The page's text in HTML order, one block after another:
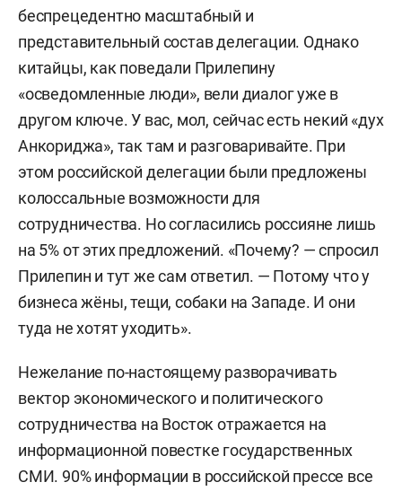
беспрецедентно масштабный и
представительный состав делегации. Однако
китайцы, как поведали Прилепину
«осведомленные люди», вели диалог уже в
другом ключе. У вас, мол, сейчас есть некий «дух
Анкориджа», так там и разговаривайте. При
этом российской делегации были предложены
колоссальные возможности для
сотрудничества. Но согласились россияне лишь
на 5% от этих предложений. «Почему? — спросил
Прилепин и тут же сам ответил. — Потому что у
бизнеса жёны, тещи, собаки на Западе. И они
туда не хотят уходить».
Нежелание по-настоящему разворачивать
вектор экономического и политического
сотрудничества на Восток отражается на
информационной повестке государственных
СМИ. 90% информации в российской прессе все